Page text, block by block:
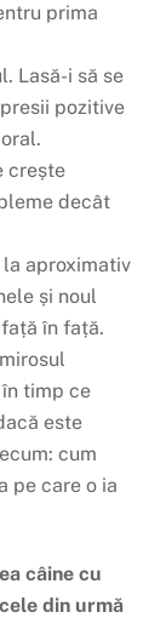
prima
Lasă-i să se
pozitive
crește
decât
la aproximativ
și noul
în față.
timp ce
este
cum
pe care o ia
câine cu
din urmă